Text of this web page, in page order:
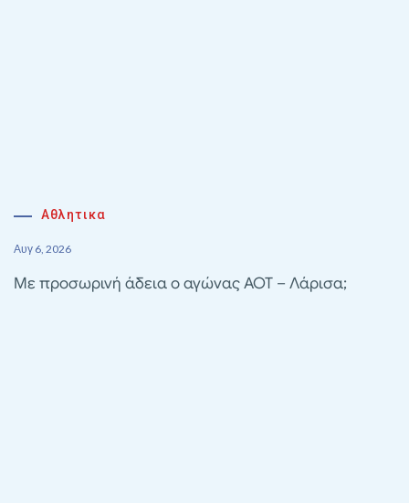
Αθλητικα
Αυγ 6, 2026
Με προσωρινή άδεια ο αγώνας ΑΟΤ – Λάρισα;